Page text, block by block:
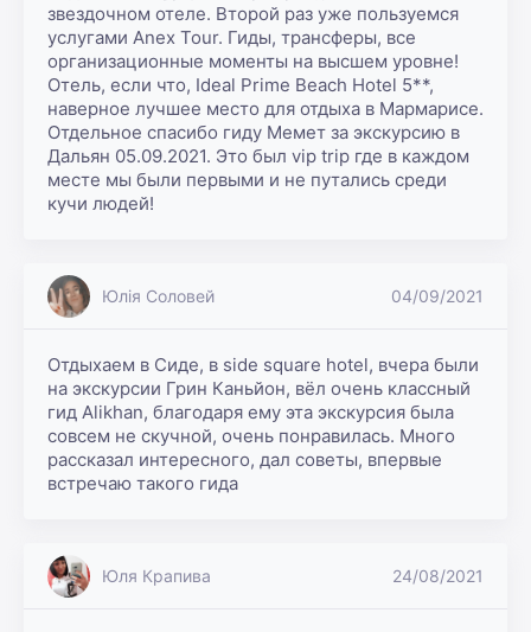
звездочном отеле. Второй раз уже пользуемся
услугами Anex Tour. Гиды, трансферы, все
организационные моменты на высшем уровне!
Отель, если что, Ideal Prime Beach Hotel 5**,
наверное лучшее место для отдыха в Мармарисе.
Отдельное спасибо гиду Мемет за экскурсию в
Дальян 05.09.2021. Это был vip trip где в каждом
месте мы были первыми и не путались среди
кучи людей!
Юлія Соловей 04/09/2021
Отдыхаем в Сиде, в side square hotel, вчера были
на экскурсии Грин Каньйон, вёл очень классный
гид Alikhan, благодаря ему эта экскурсия была
совсем не скучной, очень понравилась. Много
рассказал интересного, дал советы, впервые
встречаю такого гида
Юля Крапива 24/08/2021